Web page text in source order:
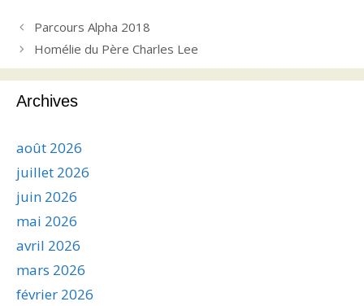
Parcours Alpha 2018
Homélie du Père Charles Lee
Archives
août 2026
juillet 2026
juin 2026
mai 2026
avril 2026
mars 2026
février 2026